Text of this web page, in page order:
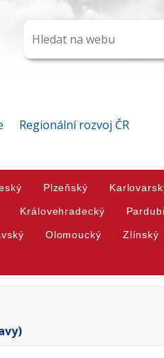
Regionální rozvoj ČR
Plzeňský
Královehradecký
Olomoucký Zlínský